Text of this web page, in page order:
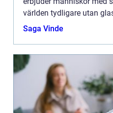
världen tydligare utan
Med modern teknik...
Saga Vinde